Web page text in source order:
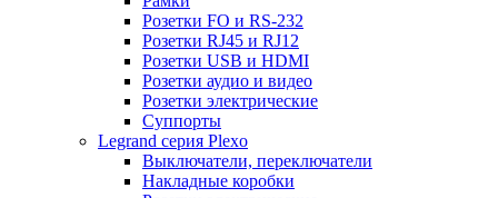
Розетки FO и RS-232
Розетки RJ45 и RJ12
Розетки USB и HDMI
Розетки аудио и видео
Розетки электрические
Суппорты
Legrand серия Plexo
Выключатели, переключатели
Накладные коробки